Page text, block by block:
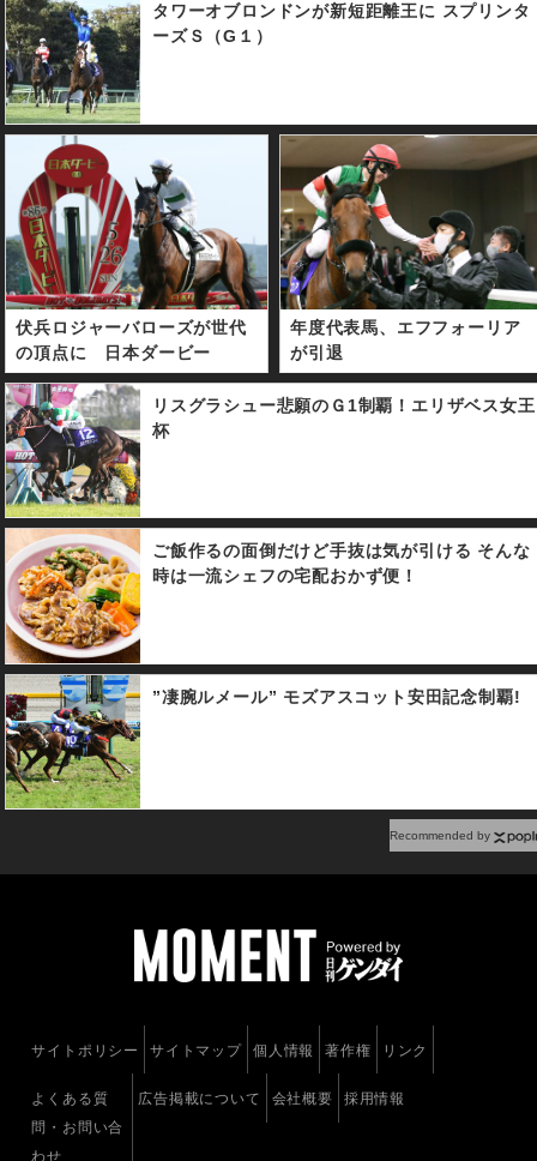
タワーオブロンドンが新短距離王に スプリンタ
ーズＳ（G１）
伏兵ロジャーバローズが世代
の頂点に 日本ダービー
年度代表馬、エフフォーリア
が引退
リスグラシュー悲願のＧ1制覇！エリザベス女王
杯
ご飯作るの面倒だけど手抜は気が引ける そんな
時は一流シェフの宅配おかず便！
”凄腕ルメール” モズアスコット安田記念制覇!
Recommended by
サイトポリシー サイトマップ 個人情報 著作権 リンク
よくある質
問・お問い合
わせ
広告掲載について 会社概要 採用情報